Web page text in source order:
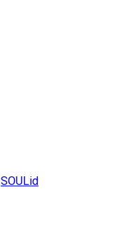
SOULid